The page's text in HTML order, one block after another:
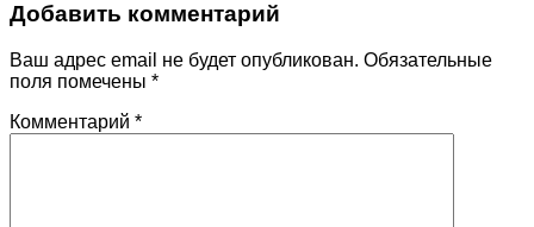
Добавить комментарий
Ваш адрес email не будет опубликован. Обязательные
поля помечены *
Комментарий *